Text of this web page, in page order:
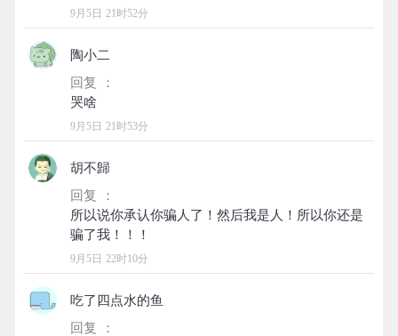
9月5日 21时52分
陶小二
回复 ：
9月5日 21时53分
胡不歸
回复 ：
所以说你承认你骗人了！然后我是人！所以你还是
9月5日 22时10分
吃了四点水的鱼
回复 ：